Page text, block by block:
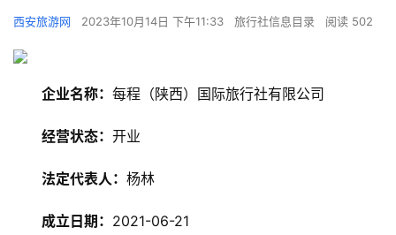
西安旅游网 2023年10月14日 下午11:33 旅行社信息目录 阅读 502
企业名称： 每程（陕西）国际旅行社有限公司
经营状态： 开业
法定代表人： 杨林
成立日期： 2021-06-21